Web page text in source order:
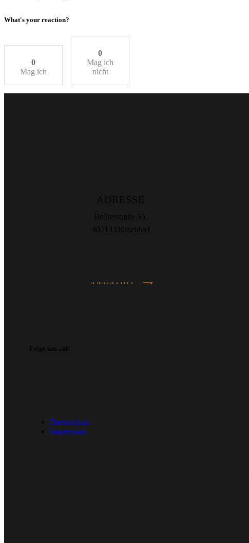
What's your reaction?
0
Mag ich
0
Mag ich
nicht
ADRESSE
Bolkerstraße 55,
40213 Düsseldorf
ANFAHRT
Folge uns auf:
Datenschutz
Impressum